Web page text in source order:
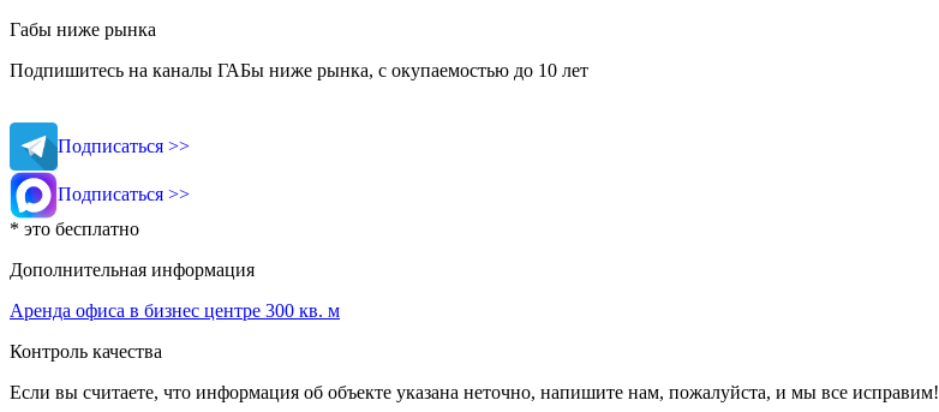
Габы ниже рынка
Подпишитесь на каналы ГАБы ниже рынка, с окупаемостью до 10 лет
Подписаться >>
Подписаться >>
* это бесплатно
Дополнительная информация
Аренда офиса в бизнес центре 300 кв. м
Контроль качества
Если вы считаете, что информация об объекте указана неточно, напишите нам, пожалуйста, и мы все исправим!